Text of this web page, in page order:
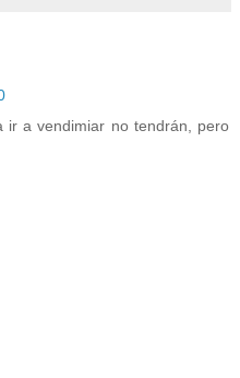
ir a vendimiar no tendrán, pero